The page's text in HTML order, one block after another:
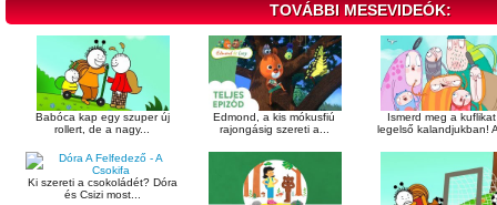
TOVÁBBI MESEVIDEÓK:
Babóca kap egy szuper új
rollert, de a nagy...
Edmond, a kis mókusfiú
rajongásig szereti a...
Ismerd meg a
legelső kalandjukban!
Ki szereti a csokoládét? Dóra
és Csizi most...